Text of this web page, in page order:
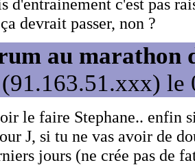
d'entrainement c'est pas
devrait passer, non ?
au marathon
(91.163.51.xxx) le
le faire Stephane.. enfin
J, si tu ne vas avoir de
jours (ne crée pas de